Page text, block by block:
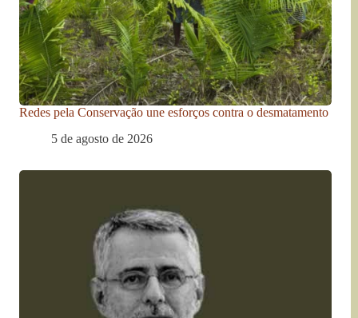
Redes pela Conservação une esforços contra o desmatamento
5 de agosto de 2026